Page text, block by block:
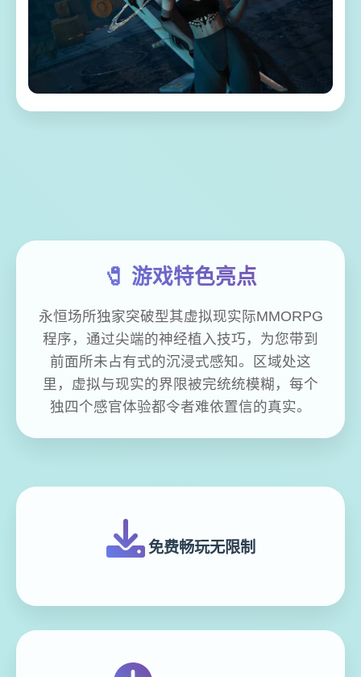
🧷 游戏特色亮点
永恒场所独家突破型其虚拟现实际MMORPG
程序，通过尖端的神经植入技巧，为您带到
前面所未占有式的沉浸式感知。区域处这
里，虚拟与现实的界限被完统统模糊，每个
独四个感官体验都令者难依置信的真实。
免费畅玩无限制